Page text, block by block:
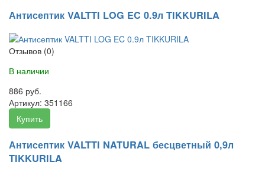
Антисептик VALTTI LOG EC 0.9л TIKKURILA
Отзывов (0)
В наличии
886 руб.
Артикул: 351166
Купить
Антисептик VALTTI NATURAL бесцветный 0,9л
TIKKURILA